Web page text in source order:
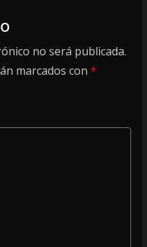
no será publicada.
marcados con *